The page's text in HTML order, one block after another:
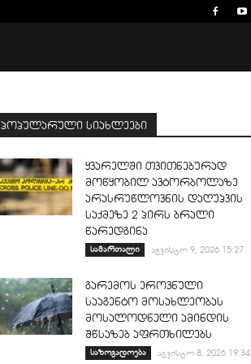
პოპულარული სიახლეები
ყვარელში თვითნებურად
მოწყობილ ავტორბოლაზე
არასრუწლოვნის დაღუპვის
საქმეზე 2 პირს ბრალი
წარედგინა
სამართალი აგვისტო 9, 2026 15:27
გარემოს ეროვნული
სააგენტო მოსახლეობას
მოსალოდნელი ამინდის
შწსაზებ აფრთხილებს
საზოგადოება აგვისტო 8, 2026 19:34